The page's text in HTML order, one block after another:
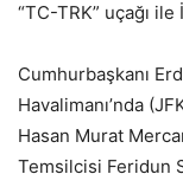
“TC-TRK” uçağı ile
Cumhurbaşkanı
Havalimanı’nda
Hasan Murat
Temsilcisi Feridun